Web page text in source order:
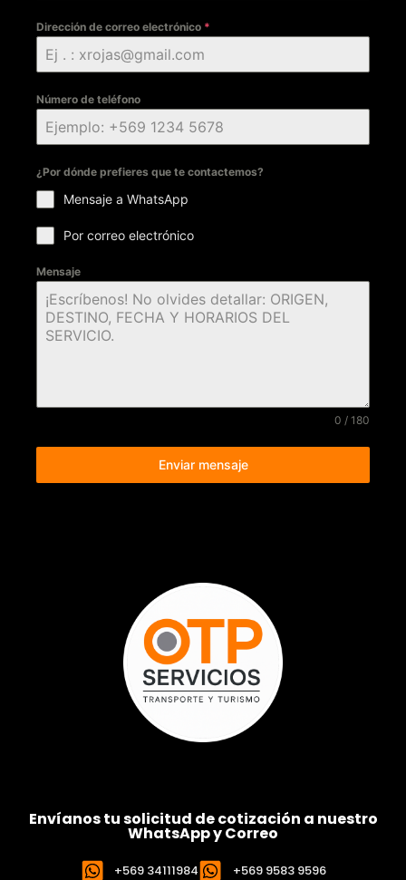
Dirección de correo electrónico *
Número de teléfono
¿Por dónde prefieres que te contactemos?
Mensaje a WhatsApp
Por correo electrónico
Mensaje
0 / 180
Enviar mensaje
Envíanos tu solicitud de cotización a nuestro
WhatsApp y Correo
+569 34111984 +569 9583 9596